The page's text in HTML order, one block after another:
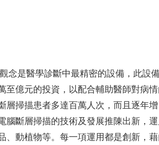
念是醫學診斷中最精密的設備，此設
至億元的投資，以配合輔助醫師對病
層掃描患者多達百萬人次，而且逐年增
腦斷層掃描的技術及發展推陳出新，
、動植物等。每一項運用都是創新，